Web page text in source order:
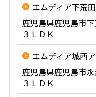
エムディア下荒田
鹿児島県鹿児島市
３ＬＤＫ
エムディア城西
鹿児島県鹿児島市
３ＬＤＫ